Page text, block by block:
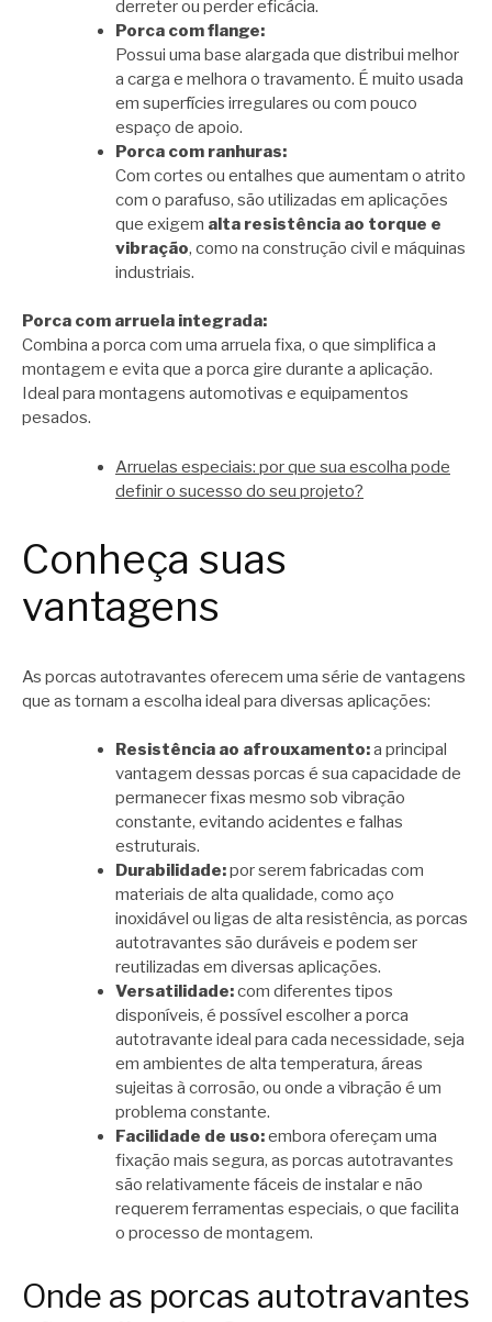
derreter ou perder eficácia.
Porca com flange:
Possui uma base alargada que distribui melhor
a carga e melhora o travamento. É muito usada
em superfícies irregulares ou com pouco
espaço de apoio.
Porca com ranhuras:
Com cortes ou entalhes que aumentam o atrito
com o parafuso, são utilizadas em aplicações
que exigem alta resistência ao torque e
vibração, como na construção civil e máquinas
industriais.
Porca com arruela integrada:
Combina a porca com uma arruela fixa, o que simplifica a
montagem e evita que a porca gire durante a aplicação.
Ideal para montagens automotivas e equipamentos
pesados.
Arruelas especiais: por que sua escolha pode
definir o sucesso do seu projeto?
Conheça suas
vantagens
As porcas autotravantes oferecem uma série de vantagens
que as tornam a escolha ideal para diversas aplicações:
Resistência ao afrouxamento:a principal
vantagem dessas porcas é sua capacidade de
permanecer fixas mesmo sob vibração
constante, evitando acidentes e falhas
estruturais.
Durabilidade:por serem fabricadas com
materiais de alta qualidade, como aço
inoxidável ou ligas de alta resistência, as porcas
autotravantes são duráveis e podem ser
reutilizadas em diversas aplicações.
Versatilidade:com diferentes tipos
disponíveis, é possível escolher a porca
autotravante ideal para cada necessidade, seja
em ambientes de alta temperatura, áreas
sujeitas à corrosão, ou onde a vibração é um
problema constante.
Facilidade de uso:embora ofereçam uma
fixação mais segura, as porcas autotravantes
são relativamente fáceis de instalar e não
requerem ferramentas especiais, o que facilita
o processo de montagem.
Onde as porcas autotravantes